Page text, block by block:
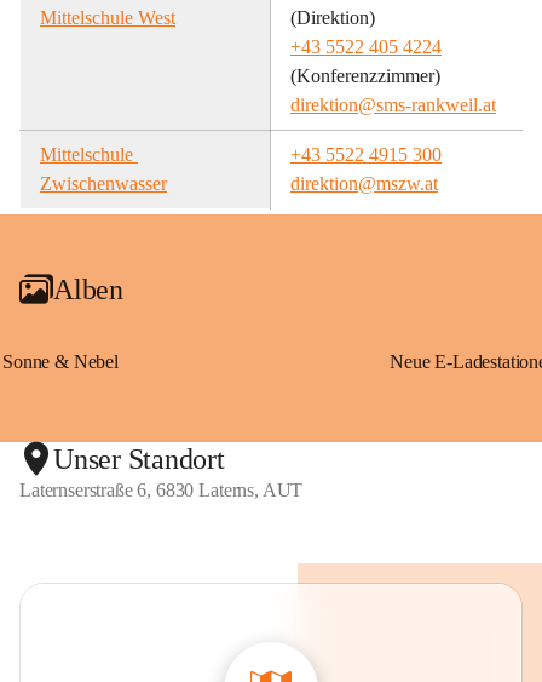
Mittelschule West
(Direktion)
+43 5522 405 4224
(Konferenzzimmer)
direktion@sms-rankweil.at
Mittelschule
Zwischenwasser
+43 5522 4915 300
direktion@mszw.at
Alben
Sonne & Nebel
Unser Standort
Laternserstraße 6, 6830 Laterns, AUT